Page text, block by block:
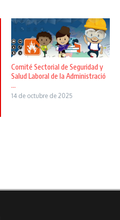
Comité Sectorial de Seguridad y
Salud Laboral de la Administració
...
14 de octubre de 2025